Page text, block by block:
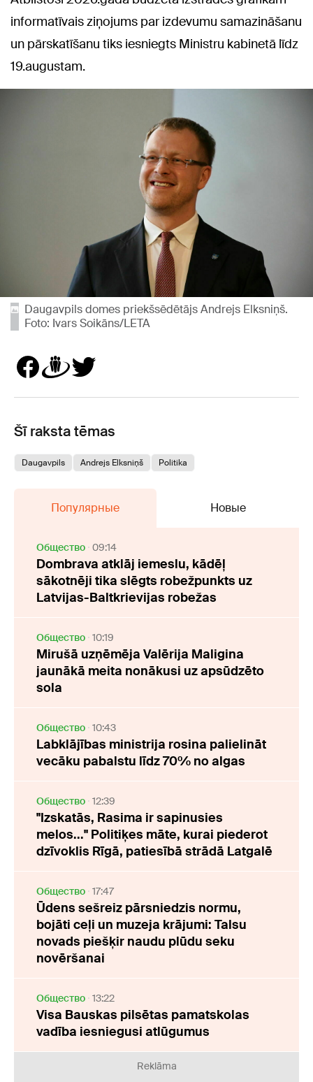
informatīvais ziņojums par izdevumu samazināšanu
un pārskatīšanu tiks iesniegts Ministru kabinetā līdz
19.augustam.
Daugavpils domes priekšsēdētājs Andrejs Elksniņš.
Foto: Ivars Soikāns/LETA
Šī raksta tēmas
Daugavpils Andrejs Elksniņš Politika
Популярные Новые
Oбщество 09:14
Dombrava atklāj iemeslu, kādēļ
sākotnēji tika slēgts robežpunkts uz
Latvijas-Baltkrievijas robežas
Oбщество 10:19
Mirušā uzņēmēja Valērija Maligina
jaunākā meita nonākusi uz apsūdzēto
sola
Oбщество 10:43
Labklājības ministrija rosina palielināt
vecāku pabalstu līdz 70% no algas
Oбщество 12:39
"Izskatās, Rasima ir sapinusies
melos..." Politiķes māte, kurai piederot
dzīvoklis Rīgā, patiesībā strādā Latgalē
Oбщество 17:47
Ūdens sešreiz pārsniedzis normu,
bojāti ceļi un muzeja krājumi: Talsu
novads piešķir naudu plūdu seku
novēršanai
Oбщество 13:22
Visa Bauskas pilsētas pamatskolas
vadība iesniegusi atlūgumus
Reklāma